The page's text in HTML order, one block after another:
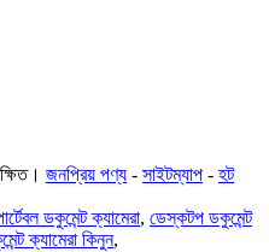
জনপ্রিয় পণ্য - সাইটম্যাপ - হট
ডকুমেন্ট ক্যামেরা, ডেস্কটপ ডকুমেন্ট
ক্যামেরা কিনুন,